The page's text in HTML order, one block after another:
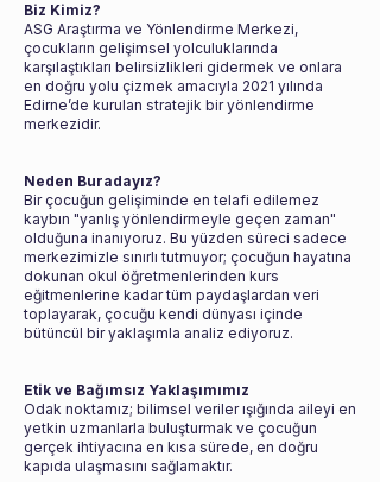
Biz Kimiz?
ASG Araştırma ve Yönlendirme Merkezi,
çocukların gelişimsel yolculuklarında
karşılaştıkları belirsizlikleri gidermek ve onlara
en doğru yolu çizmek amacıyla 2021 yılında
Edirne’de kurulan stratejik bir yönlendirme
merkezidir.
Neden Buradayız?
Bir çocuğun gelişiminde en telafi edilemez
kaybın "yanlış yönlendirmeyle geçen zaman"
olduğuna inanıyoruz. Bu yüzden süreci sadece
merkezimizle sınırlı tutmuyor; çocuğun hayatına
dokunan okul öğretmenlerinden kurs
eğitmenlerine kadar tüm paydaşlardan veri
toplayarak, çocuğu kendi dünyası içinde
bütüncül bir yaklaşımla analiz ediyoruz.
Etik ve Bağımsız Yaklaşımımız
Odak noktamız; bilimsel veriler ışığında aileyi en
yetkin uzmanlarla buluşturmak ve çocuğun
gerçek ihtiyacına en kısa sürede, en doğru
kapıda ulaşmasını sağlamaktır.